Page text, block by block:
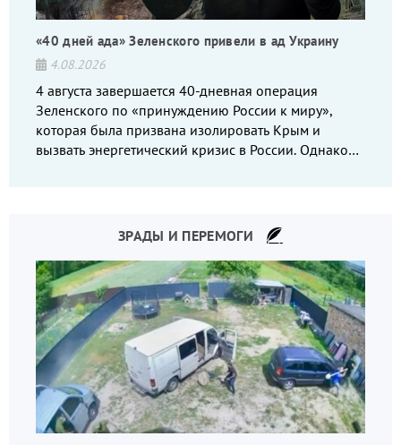
«40 дней ада» Зеленского привели в ад Украину
4.08.2026
4 августа завершается 40-дневная операция
Зеленского по «принуждению России к миру»,
которая была призвана изолировать Крым и
вызвать энергетический кризис в России. Однако
ЗРАДЫ И ПЕРЕМОГИ